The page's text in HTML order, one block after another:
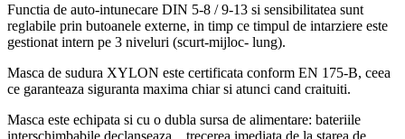
Functia de auto-intunecare DIN 5-8 / 9-13 si sensibilitatea sunt
reglabile prin butoanele externe, in timp ce timpul de intarziere este
gestionat intern pe 3 niveluri (scurt-mijloc- lung).
Masca de sudura XYLON este certificata conform EN 175-B, ceea
ce garanteaza siguranta maxima chiar si atunci cand craituiti.
Masca este echipata si cu o dubla sursa de alimentare: bateriile
interschimbabile declanseaza trecerea imediata de la starea de